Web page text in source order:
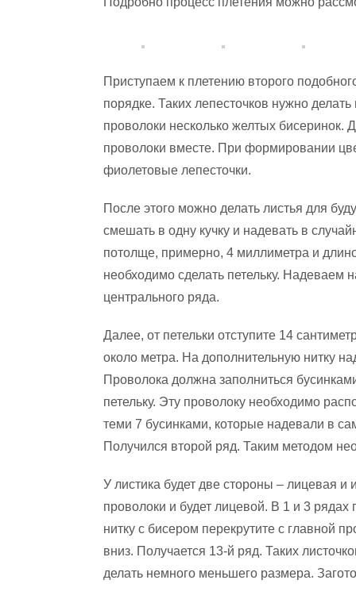
Приступаем к плетению второго
порядке. Таких лепесточков нужно
проволоки несколько желтых
проволоки вместе. При формировании
фиолетовые лепесточки.
После этого можно делать листья для
смешать в одну кучку и надевать в
потолще, примерно, 4 миллиметра и
необходимо сделать петельку. Надеваем
центрального ряда.
Далее, от петельки отступите 14
около метра. На дополнительную нитку
Проволока должна заполниться
петельку. Эту проволоку необходимо
теми 7 бусинками, которые надевали в
Получился второй ряд. Таким методом
У листика будет две стороны – лицевая и
проволоки и будет лицевой. В 1 и 3
нитку с бисером перекрутите с главной
вниз. Получается 13-й ряд. Таких
делать немного меньшего размера.